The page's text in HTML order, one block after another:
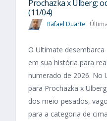
Prochazka x Ulberg:
(11/04)
Rafael Duarte
O Ultimate
em sua história para
numerado de 2026. No
para Prochazka x
dos meio-pesados,
para a categoria de